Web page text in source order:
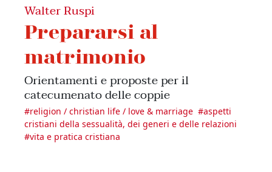
Walter Ruspi
Prepararsi al
matrimonio
Orientamenti e proposte per il
catecumenato delle coppie
#religion / christian life / love & marriage #aspetti
cristiani della sessualità, dei generi e delle relazioni
#vita e pratica cristiana